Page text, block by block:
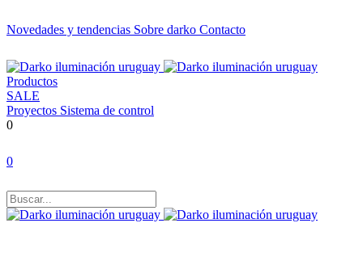
Novedades y tendencias Sobre darko Contacto
Productos
SALE
Proyectos Sistema de control
0
0